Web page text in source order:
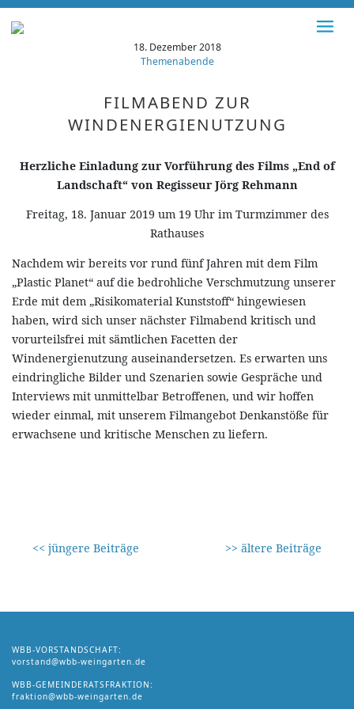
18. Dezember 2018
Themenabende
FILMABEND ZUR
WINDENERGIENUTZUNG
Herzliche Einladung zur Vorführung des Films „End of
Landschaft“ von Regisseur Jörg Rehmann
Freitag, 18. Januar 2019 um 19 Uhr im Turmzimmer des
Rathauses
Nachdem wir bereits vor rund fünf Jahren mit dem Film
„Plastic Planet“ auf die bedrohliche Verschmutzung unserer
Erde mit dem „Risikomaterial Kunststoff“ hingewiesen
haben, wird sich unser nächster Filmabend kritisch und
vorurteilsfrei mit sämtlichen Facetten der
Windenergienutzung auseinandersetzen. Es erwarten uns
eindringliche Bilder und Szenarien sowie Gespräche und
Interviews mit unmittelbar Betroffenen, und wir hoffen
wieder einmal, mit unserem Filmangebot Denkanstöße für
erwachsene und kritische Menschen zu liefern.
<< jüngere Beiträge >> ältere Beiträge
WBB-VORSTANDSCHAFT:
vorstand@wbb-weingarten.de
WBB-GEMEINDERATSFRAKTION:
fraktion@wbb-weingarten.de